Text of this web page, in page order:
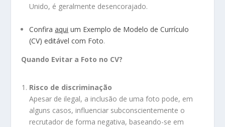
Unido, é geralmente desencorajado.
Confiraaqui um Exemplo de Modelo de Currículo
(CV) editável com Foto.
Quando Evitar a Foto no CV?
Risco de discriminação
Apesar de ilegal, a inclusão de uma foto pode, em
alguns casos, influenciar subconscientemente o
recrutador de forma negativa, baseando-se em